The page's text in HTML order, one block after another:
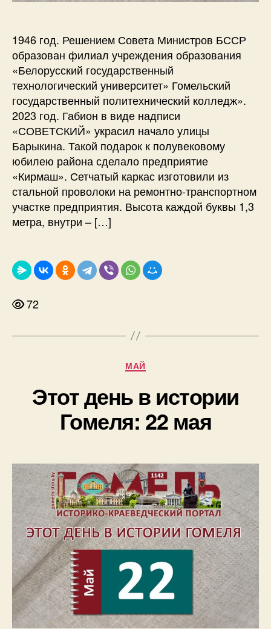
1946 год. Решением Совета Министров БССР
образован филиал учреждения образования
«Белорусский государственный
технологический университет» Гомельский
государственный политехнический колледж».
2023 год. Габион в виде надписи
«СОВЕТСКИЙ» украсил начало улицы
Барыкина. Такой подарок к полувековому
юбилею района сделало предприятие
«Кирмаш». Сетчатый каркас изготовили из
стальной проволоки на ремонтно-транспортном
участке предприятия. Высота каждой буквы 1,3
метра, внутри – […]
72
Рубрики
МАЙ
Этот день в истории
Гомеля: 22 мая